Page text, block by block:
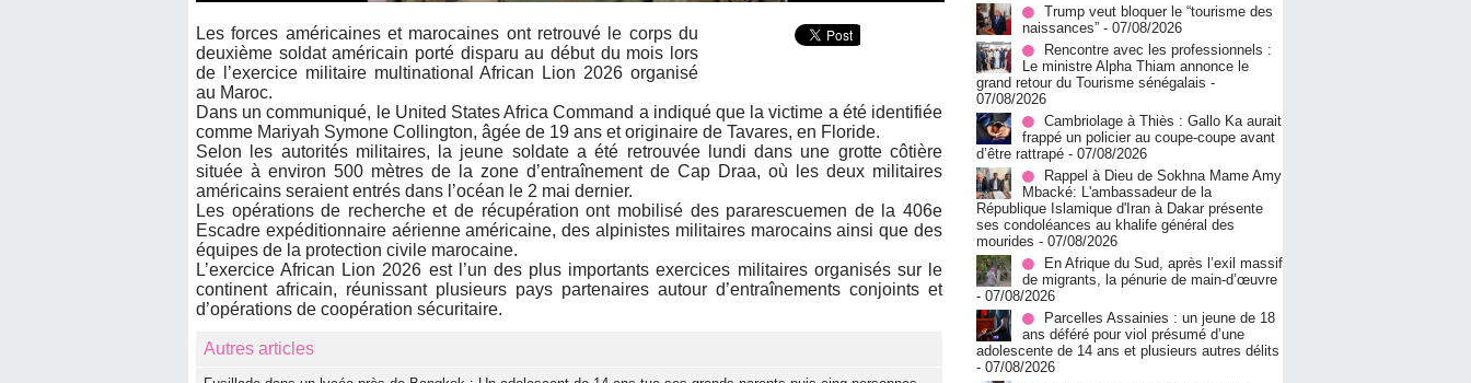
Les forces américaines et marocaines ont retrouvé le corps du
deuxième soldat américain porté disparu au début du mois lors
de l’exercice militaire multinational African Lion 2026 organisé
au Maroc.
Dans un communiqué, le United States Africa Command a indiqué que la victime a été identifiée
comme Mariyah Symone Collington, âgée de 19 ans et originaire de Tavares, en Floride.
Selon les autorités militaires, la jeune soldate a été retrouvée lundi dans une grotte côtière
située à environ 500 mètres de la zone d’entraînement de Cap Draa, où les deux militaires
américains seraient entrés dans l’océan le 2 mai dernier.
Les opérations de recherche et de récupération ont mobilisé des pararescuemen de la 406e
Escadre expéditionnaire aérienne américaine, des alpinistes militaires marocains ainsi que des
équipes de la protection civile marocaine.
L’exercice African Lion 2026 est l’un des plus importants exercices militaires organisés sur le
continent africain, réunissant plusieurs pays partenaires autour d’entraînements conjoints et
d’opérations de coopération sécuritaire.
Autres articles
Trump veut bloquer le “tourisme des
naissances” - 07/08/2026
Rencontre avec les professionnels :
Le ministre Alpha Thiam annonce le
grand retour du Tourisme sénégalais -
07/08/2026
Cambriolage à Thiès : Gallo Ka aurait
frappé un policier au coupe-coupe avant
d’être rattrapé - 07/08/2026
Rappel à Dieu de Sokhna Mame Amy
Mbacké: L'ambassadeur de la
République Islamique d'Iran à Dakar présente
ses condoléances au khalife général des
mourides - 07/08/2026
En Afrique du Sud, après l’exil massif
de migrants, la pénurie de main-d’œuvre
- 07/08/2026
Parcelles Assainies : un jeune de 18
ans déféré pour viol présumé d’une
adolescente de 14 ans et plusieurs autres délits
- 07/08/2026